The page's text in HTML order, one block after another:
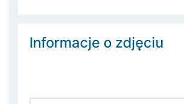
Informacje o zdjęciu